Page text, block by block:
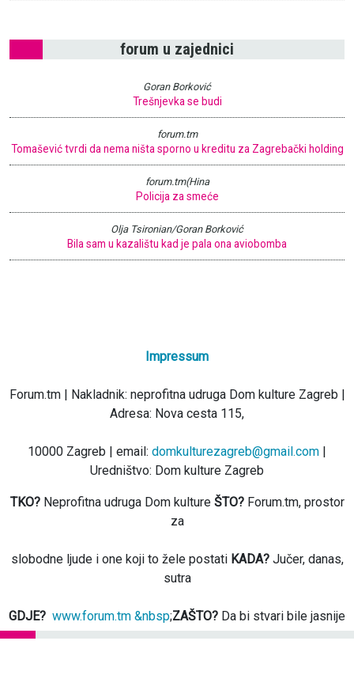
forum u zajednici
Goran Borković
Trešnjevka se budi
forum.tm
Tomašević tvrdi da nema ništa sporno u kreditu za Zagrebački holding
forum.tm(Hina
Policija za smeće
Olja Tsironian/Goran Borković
Bila sam u kazalištu kad je pala ona aviobomba
Impressum
Forum.tm | Nakladnik: neprofitna udruga Dom kulture Zagreb |
Adresa: Nova cesta 115,
10000 Zagreb | email: domkulturezagreb@gmail.com |
Uredništvo: Dom kulture Zagreb
TKO?Neprofitna udruga Dom kulture ŠTO?Forum.tm, prostor
za
slobodne ljude i one koji to žele postati KADA?Jučer, danas,
sutra
GDJE? www.forum.tm &nbsp;ZAŠTO? Da bi stvari bile jasnije